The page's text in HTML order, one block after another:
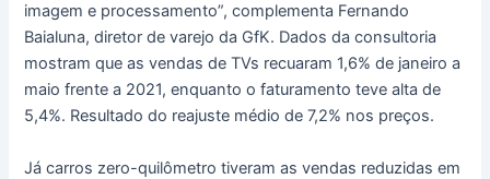
imagem e processamento”, complementa Fernando
Baialuna, diretor de varejo da GfK. Dados da consultoria
mostram que as vendas de TVs recuaram 1,6% de janeiro a
maio frente a 2021, enquanto o faturamento teve alta de
5,4%. Resultado do reajuste médio de 7,2% nos preços.
Já carros zero-quilômetro tiveram as vendas reduzidas em